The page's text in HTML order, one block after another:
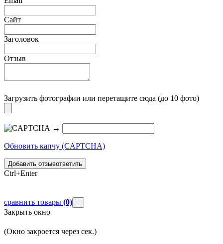
Сайт
Заголовок
Отзыв
Загрузить фотографии или перетащите сюда (до 10 фото)
→
Обновить капчу (CAPTCHA)
Добавить отзывответить
Ctrl+Enter
сравнить товары (0)
Закрыть окно
(Окно закроется через сек.)